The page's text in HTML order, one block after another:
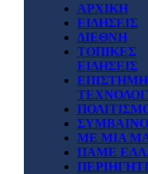
ΑΡΧΙΚΗ
ΕΙΔΗΣΕΙΣ
ΔΙΕΘΝΗ
ΤΟΠΙΚΕΣ
ΕΙΔΗΣΕΙΣ
ΜΕ ΜΙΑ
ΠΑΜΕ